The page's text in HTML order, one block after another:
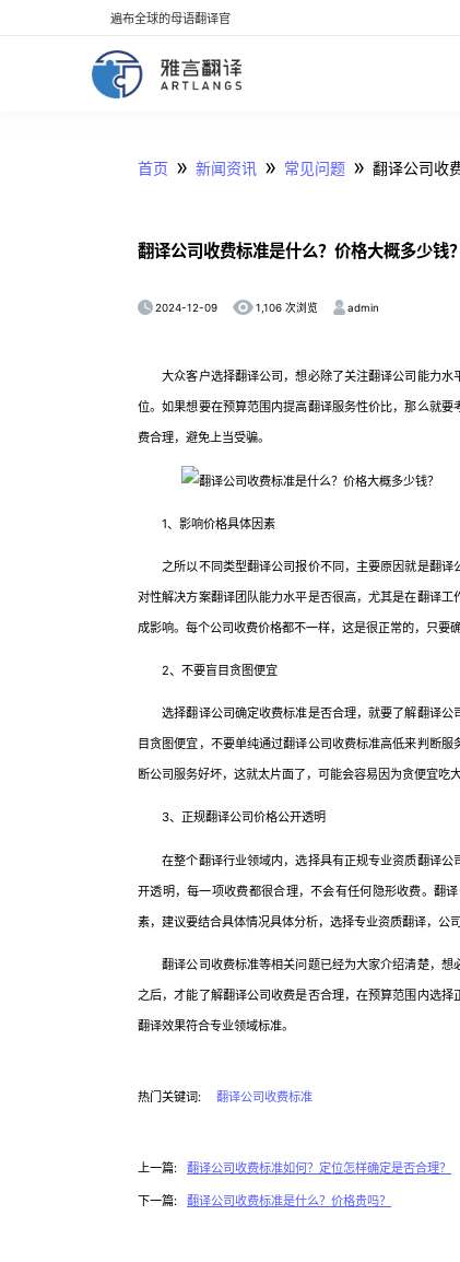
遍布全球的母语翻译官
首页 » 新闻资讯 » 常见问题 » 翻译公司收
翻译公司收费标准是什么？价格大概多少钱？
2024-12-09 1,106 次浏览 admin
大众客户选择翻译公司，想必除了关注翻译公司能力水
位。如果想要在预算范围内提高翻译服务性价比，那么就
费合理，避免上当受骗。
1、影响价格具体因素
之所以不同类型翻译公司报价不同，主要原因就是翻译
对性解决方案翻译团队能力水平是否很高，尤其是在翻译
成影响。每个公司收费价格都不一样，这是很正常的，只要
2、不要盲目贪图便宜
选择翻译公司确定收费标准是否合理，就要了解翻译公
目贪图便宜，不要单纯通过翻译公司收费标准高低来判断
断公司服务好坏，这就太片面了，可能会容易因为贪便宜吃大
3、正规翻译公司价格公开透明
在整个翻译行业领域内，选择具有正规专业资质翻译公
开透明，每一项收费都很合理，不会有任何隐形收费。翻
素，建议要结合具体情况具体分析，选择专业资质翻译，公
翻译公司收费标准等相关问题已经为大家介绍清楚，想
之后，才能了解翻译公司收费是否合理，在预算范围内选
翻译效果符合专业领域标准。
热门关键词: 翻译公司收费标准
上一篇: 翻译公司收费标准如何？定位怎样确定是否合理？
下一篇: 翻译公司收费标准是什么？价格贵吗？